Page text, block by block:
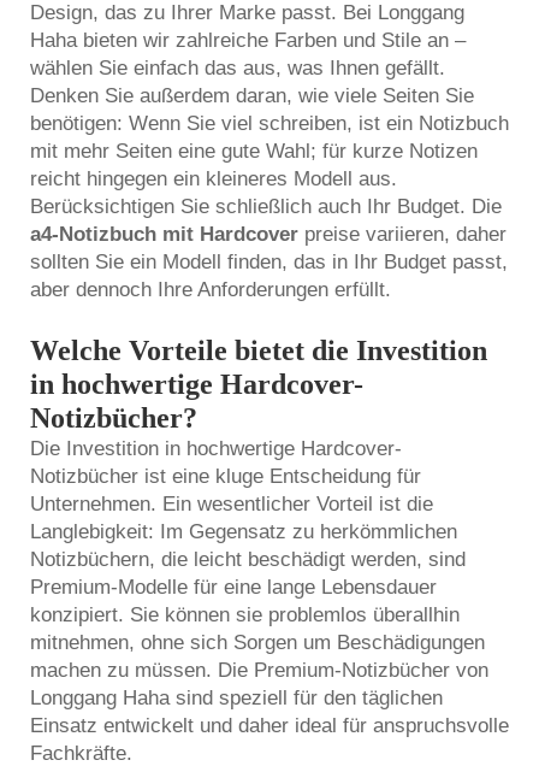
Design, das zu Ihrer Marke passt. Bei Longgang
Haha bieten wir zahlreiche Farben und Stile an –
wählen Sie einfach das aus, was Ihnen gefällt.
Denken Sie außerdem daran, wie viele Seiten Sie
benötigen: Wenn Sie viel schreiben, ist ein Notizbuch
mit mehr Seiten eine gute Wahl; für kurze Notizen
reicht hingegen ein kleineres Modell aus.
Berücksichtigen Sie schließlich auch Ihr Budget. Die
a4-Notizbuch mit Hardcover preise variieren, daher
sollten Sie ein Modell finden, das in Ihr Budget passt,
aber dennoch Ihre Anforderungen erfüllt.
Welche Vorteile bietet die Investition
in hochwertige Hardcover-
Notizbücher?
Die Investition in hochwertige Hardcover-
Notizbücher ist eine kluge Entscheidung für
Unternehmen. Ein wesentlicher Vorteil ist die
Langlebigkeit: Im Gegensatz zu herkömmlichen
Notizbüchern, die leicht beschädigt werden, sind
Premium-Modelle für eine lange Lebensdauer
konzipiert. Sie können sie problemlos überallhin
mitnehmen, ohne sich Sorgen um Beschädigungen
machen zu müssen. Die Premium-Notizbücher von
Longgang Haha sind speziell für den täglichen
Einsatz entwickelt und daher ideal für anspruchsvolle
Fachkräfte.